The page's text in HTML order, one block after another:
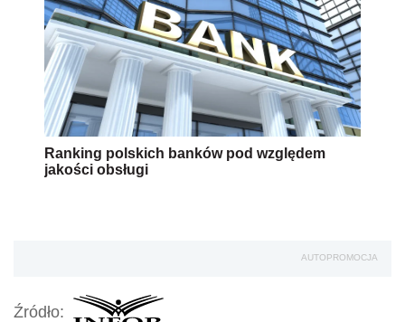
Ranking polskich banków pod względem
jakości obsługi
AUTOPROMOCJA
Źródło: